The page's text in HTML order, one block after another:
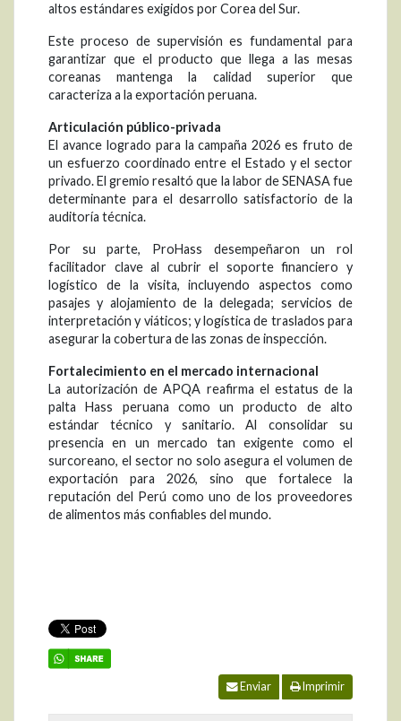
altos estándares exigidos por Corea del Sur.
Este proceso de supervisión es fundamental para
garantizar que el producto que llega a las mesas
coreanas mantenga la calidad superior que
caracteriza a la exportación peruana.
Articulación público-privada
El avance logrado para la campaña 2026 es fruto de
un esfuerzo coordinado entre el Estado y el sector
privado. El gremio resaltó que la labor de SENASA fue
determinante para el desarrollo satisfactorio de la
auditoría técnica.
Por su parte, ProHass desempeñaron un rol
facilitador clave al cubrir el soporte financiero y
logístico de la visita, incluyendo aspectos como
pasajes y alojamiento de la delegada; servicios de
interpretación y viáticos; y logística de traslados para
asegurar la cobertura de las zonas de inspección.
Fortalecimiento en el mercado internacional
La autorización de APQA reafirma el estatus de la
palta Hass peruana como un producto de alto
estándar técnico y sanitario. Al consolidar su
presencia en un mercado tan exigente como el
surcoreano, el sector no solo asegura el volumen de
exportación para 2026, sino que fortalece la
reputación del Perú como uno de los proveedores
de alimentos más confiables del mundo.
Enviar Imprimir